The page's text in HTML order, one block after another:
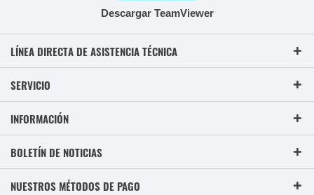
Descargar TeamViewer
LÍNEA DIRECTA DE ASISTENCIA TÉCNICA
SERVICIO
INFORMACIÓN
BOLETÍN DE NOTICIAS
NUESTROS MÉTODOS DE PAGO